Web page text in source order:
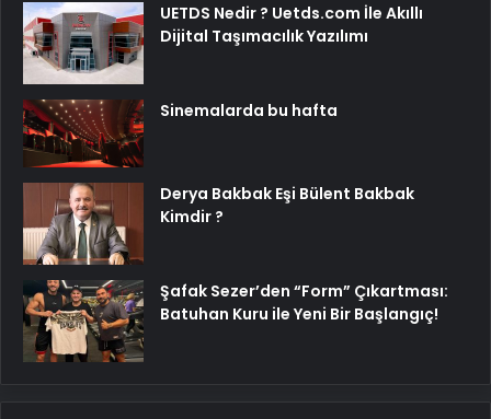
UETDS Nedir ? Uetds.com İle Akıllı
Dijital Taşımacılık Yazılımı
Sinemalarda bu hafta
Derya Bakbak Eşi Bülent Bakbak
Kimdir ?
Şafak Sezer’den “Form” Çıkartması:
Batuhan Kuru ile Yeni Bir Başlangıç!